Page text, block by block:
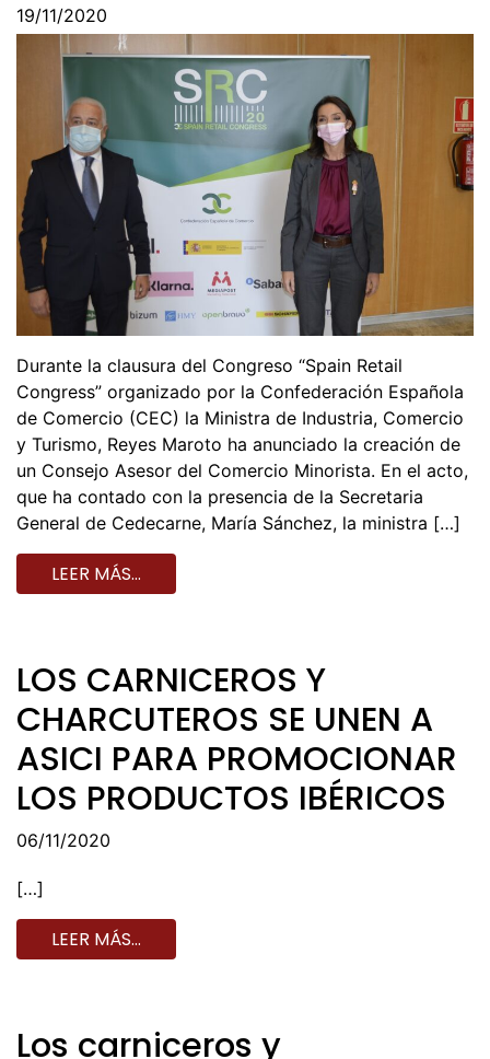
19/11/2020
Durante la clausura del Congreso “Spain Retail
Congress” organizado por la Confederación Española
de Comercio (CEC) la Ministra de Industria, Comercio
y Turismo, Reyes Maroto ha anunciado la creación de
un Consejo Asesor del Comercio Minorista. En el acto,
que ha contado con la presencia de la Secretaria
General de Cedecarne, María Sánchez, la ministra […]
LEER MÁS…
LOS CARNICEROS Y
CHARCUTEROS SE UNEN A
ASICI PARA PROMOCIONAR
LOS PRODUCTOS IBÉRICOS
06/11/2020
[…]
LEER MÁS…
Los carniceros y